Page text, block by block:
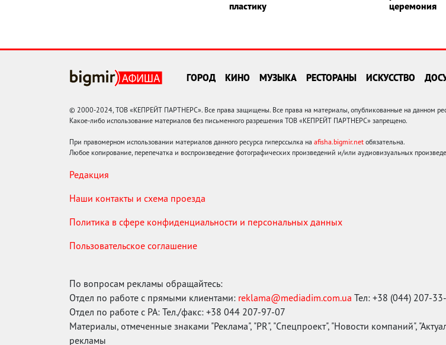
пластику
церемония
ГОРОД КИНО МУЗЫКА РЕСТОРАНЫ ИСКУССТВО
© 2000-2024, ТОВ «КЕПРЕЙТ ПАРТНЕРС». Все права защищены. Все права на материалы, опубликованные на данном
Какое-либо использование материалов без письменного разрешения ТОВ «КЕПРЕЙТ ПАРТНЕРС» запрещено.
При правомерном использовании материалов данного ресурса гиперссылка на afisha.bigmir.net обязательна.
Любое копирование, перепечатка и воспроизведение фотографических произведений и/или аудиовизуальных
Редакция
Наши контакты и схема проезда
Политика в сфере конфиденциальности и персональных данных
Пользовательское соглашение
По вопросам рекламы обращайтесь:
Отдел по работе с прямыми клиентами: reklama@mediadim.com.ua Тел: +38 (044) 207-
Отдел по работе с РА: Тел./факс: +38 044 207-97-07
Материалы, отмеченные знаками "Реклама", "PR", "Спецпроект", "Новости компаний",
рекламы